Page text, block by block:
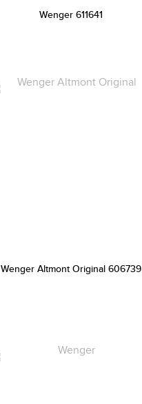
Wenger 611641
Wenger Altmont Original 606739